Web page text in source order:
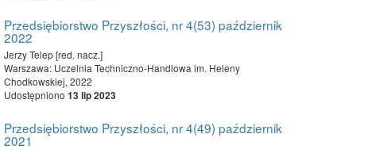
Przedsiębiorstwo Przyszłości, nr 4(53) październik
2022
Jerzy Telep [red. nacz.]
Warszawa: Uczelnia Techniczno-Handlowa im. Heleny
Chodkowskiej, 2022
Udostępniono13 lip 2023
Przedsiębiorstwo Przyszłości, nr 4(49) październik
2021